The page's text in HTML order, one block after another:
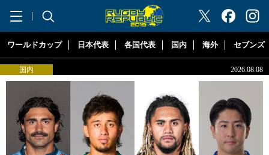
"ラグビー
ワールドカップ 日本代表 各国代表 国内 海外 セブンズ
国内 2026.08.08